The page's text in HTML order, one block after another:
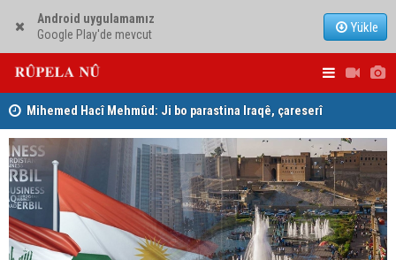
Android uygulamamız
Google Play'de mevcut
Yükle
Mihemed Hacî Mehmûd: Ji bo parastina Iraqê, çareserî
sîstema konfederalî ye Dîcleyê